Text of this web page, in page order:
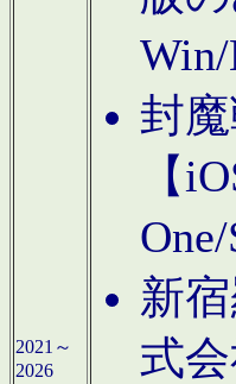
2021～
2026
封
【
新
式会